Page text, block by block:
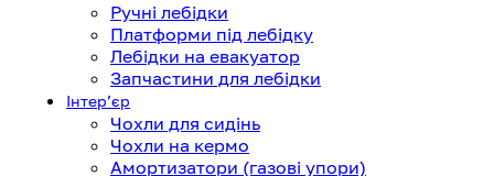
Ручні лебідки
Платформи під лебідку
Лебідки на евакуатор
Запчастини для лебідки
Інтерʼєр
Чохли для сидінь
Чохли на кермо
Амортизатори (газові упори)